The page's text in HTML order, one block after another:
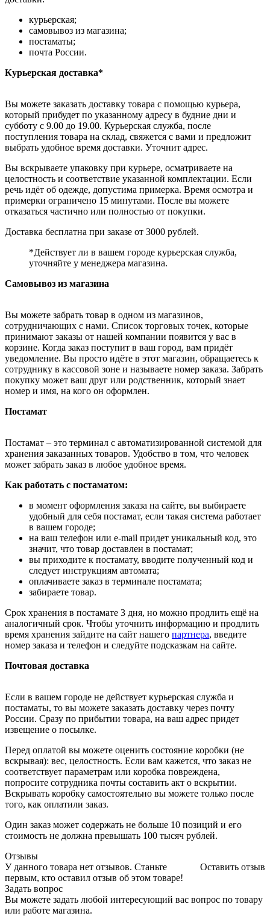
курьерская;
самовывоз из магазина;
постаматы;
почта России.
Курьерская доставка*
Вы можете заказать доставку товара с помощью курьера,
который прибудет по указанному адресу в будние дни и
субботу с 9.00 до 19.00. Курьерская служба, после
поступления товара на склад, свяжется с вами и предложит
выбрать удобное время доставки. Уточнит адрес.
Вы вскрываете упаковку при курьере, осматриваете на
целостность и соответствие указанной комплектации. Если
речь идёт об одежде, допустима примерка. Время осмотра и
примерки ограничено 15 минутами. После вы можете
отказаться частично или полностью от покупки.
Доставка бесплатна при заказе от 3000 рублей.
*Действует ли в вашем городе курьерская служба,
уточняйте у менеджера магазина.
Самовывоз из магазина
Вы можете забрать товар в одном из магазинов,
сотрудничающих с нами. Список торговых точек, которые
принимают заказы от нашей компании появится у вас в
корзине. Когда заказ поступит в ваш город, вам придёт
уведомление. Вы просто идёте в этот магазин, обращаетесь к
сотруднику в кассовой зоне и называете номер заказа. Забрать
покупку может ваш друг или родственник, который знает
номер и имя, на кого он оформлен.
Постамат
Постамат – это терминал с автоматизированной системой для
хранения заказанных товаров. Удобство в том, что человек
может забрать заказ в любое удобное время.
Как работать с постаматом:
в момент оформления заказа на сайте, вы выбираете
удобный для себя постамат, если такая система работает
в вашем городе;
на ваш телефон или e-mail придет уникальный код, это
значит, что товар доставлен в постамат;
вы приходите к постамату, вводите полученный код и
следует инструкциям автомата;
оплачиваете заказ в терминале постамата;
забираете товар.
Срок хранения в постамате 3 дня, но можно продлить ещё на
аналогичный срок. Чтобы уточнить информацию и продлить
время хранения зайдите на сайт нашего партнера, введите
номер заказа и телефон и следуйте подсказкам на сайте.
Почтовая доставка
Если в вашем городе не действует курьерская служба и
постаматы, то вы можете заказать доставку через почту
России. Сразу по прибытии товара, на ваш адрес придет
извещение о посылке.
Перед оплатой вы можете оценить состояние коробки (не
вскрывая): вес, целостность. Если вам кажется, что заказ не
соответствует параметрам или коробка повреждена,
попросите сотрудника почты составить акт о вскрытии.
Вскрывать коробку самостоятельно вы можете только после
того, как оплатили заказ.
Один заказ может содержать не больше 10 позиций и его
стоимость не должна превышать 100 тысяч рублей.
Отзывы
Оставить отзыв
У данного товара нет отзывов. Станьте
первым, кто оставил отзыв об этом товаре!
Задать вопрос
Вы можете задать любой интересующий вас вопрос по товару
или работе магазина.